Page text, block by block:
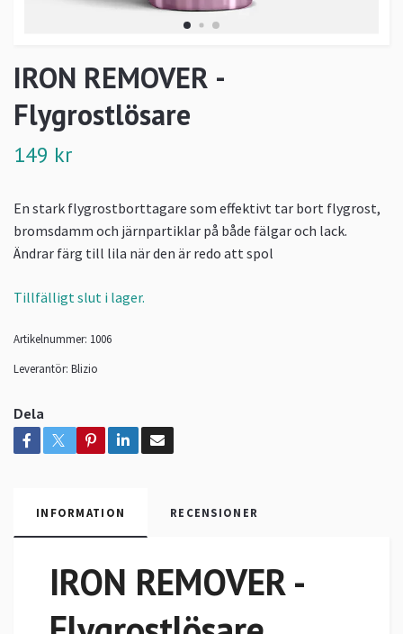
IRON REMOVER -
Flygrostlösare
149 kr
En stark flygrostborttagare som effektivt tar bort flygrost,
bromsdamm och järnpartiklar på både fälgar och lack.
Ändrar färg till lila när den är redo att spol
Tillfälligt slut i lager.
Artikelnummer: 1006
Leverantör: Blizio
Dela
INFORMATION RECENSIONER
IRON REMOVER -